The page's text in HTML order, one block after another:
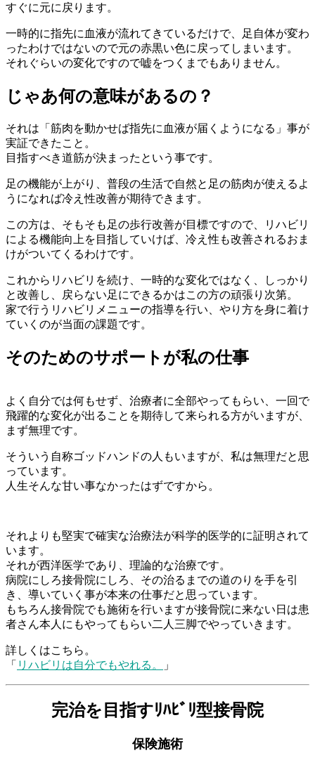
すぐに元に戻ります。
一時的に指先に血液が流れてきているだけで、足自体が変わ
ったわけではないので元の赤黒い色に戻ってしまいます。
それぐらいの変化ですので嘘をつくまでもありません。
じゃあ何の意味があるの？
それは「筋肉を動かせば指先に血液が届くようになる」事が
実証できたこと。
目指すべき道筋が決まったという事です。
足の機能が上がり、普段の生活で自然と足の筋肉が使えるよ
うになれば冷え性改善が期待できます。
この方は、そもそも足の歩行改善が目標ですので、リハビリ
による機能向上を目指していけば、冷え性も改善されるおま
けがついてくるわけです。
これからリハビリを続け、一時的な変化ではなく、しっかり
と改善し、戻らない足にできるかはこの方の頑張り次第。
家で行うリハビリメニューの指導を行い、やり方を身に着け
ていくのが当面の課題です。
そのためのサポートが私の仕事
よく自分では何もせず、治療者に全部やってもらい、一回で
飛躍的な変化が出ることを期待して来られる方がいますが、
まず無理です。
そういう自称ゴッドハンドの人もいますが、私は無理だと思
っています。
人生そんな甘い事なかったはずですから。
それよりも堅実で確実な治療法が科学的医学的に証明されて
います。
それが西洋医学であり、理論的な治療です。
病院にしろ接骨院にしろ、その治るまでの道のりを手を引
き、導いていく事が本来の仕事だと思っています。
もちろん接骨院でも施術を行いますが接骨院に来ない日は患
者さん本人にもやってもらい二人三脚でやっていきます。
詳しくはこちら。
「 リハビリは自分でもやれる。 」
完治を目指すﾘﾊﾋﾞﾘ型接骨院
保険施術